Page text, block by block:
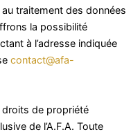
traitement des données
la possibilité
à l’adresse indiquée
contact@afa-
de propriété
de l’A.F.A. Toute